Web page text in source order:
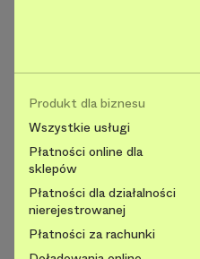
Produkt dla biznesu
Wszystkie usługi
Płatności online dla
sklepów
Płatności dla działalności
nierejestrowanej
Płatności za rachunki